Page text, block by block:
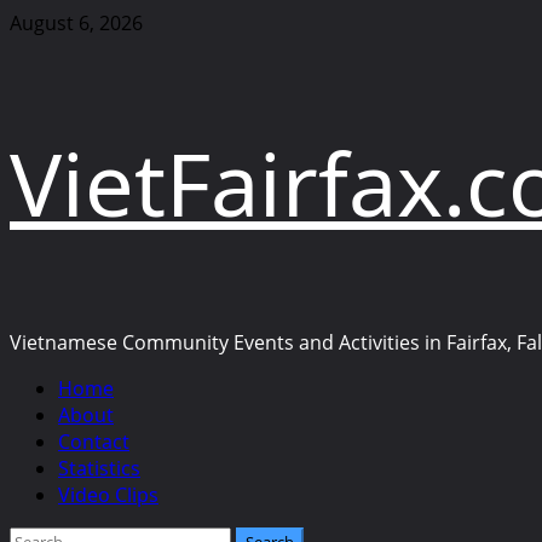
Skip
August 6, 2026
Vietnamese Community Events and Activities in Fairfax,
Primary
Menu
Home
About
Contact
Statistics
Video Clips